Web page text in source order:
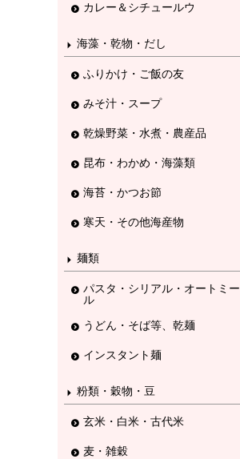
カレー＆シチュールウ
海藻・乾物・だし
ふりかけ・ご飯の友
みそ汁・スープ
乾燥野菜・水煮・農産品
昆布・わかめ・海藻類
海苔・かつお節
寒天・その他海産物
麺類
パスタ・シリアル・オートミー
ル
うどん・そば等、乾麺
インスタント麺
粉類・穀物・豆
玄米・白米・古代米
麦・雑穀